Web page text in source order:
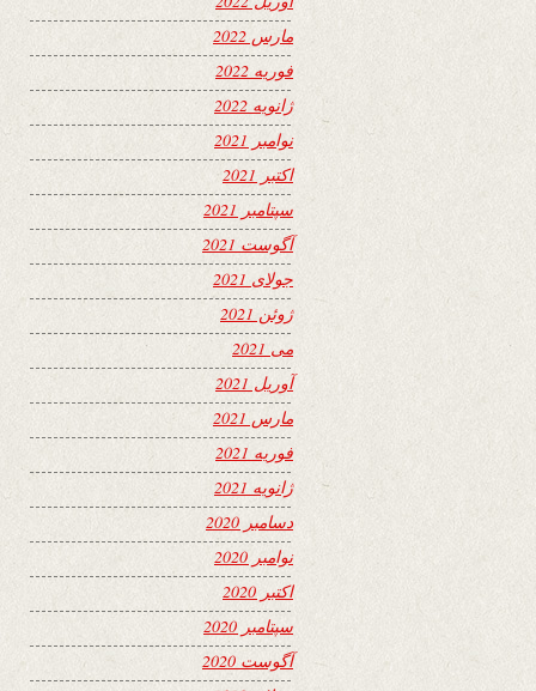
مارس 2022
فوریه 2022
ژانویه 2022
نوامبر 2021
اکتبر 2021
سپتامبر 2021
آگوست 2021
جولای 2021
ژوئن 2021
می 2021
آوریل 2021
مارس 2021
فوریه 2021
ژانویه 2021
دسامبر 2020
نوامبر 2020
اکتبر 2020
سپتامبر 2020
آگوست 2020